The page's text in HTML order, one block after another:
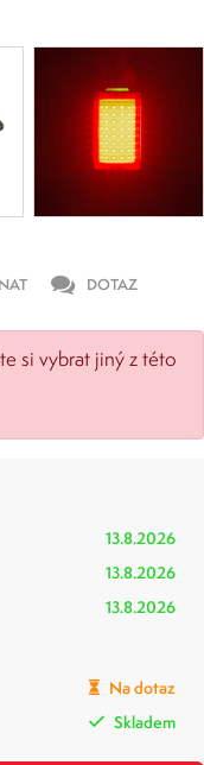
DOTAZ
si vybrat jiný z této
13.8.2026
13.8.2026
13.8.2026
Na dotaz
Skladem